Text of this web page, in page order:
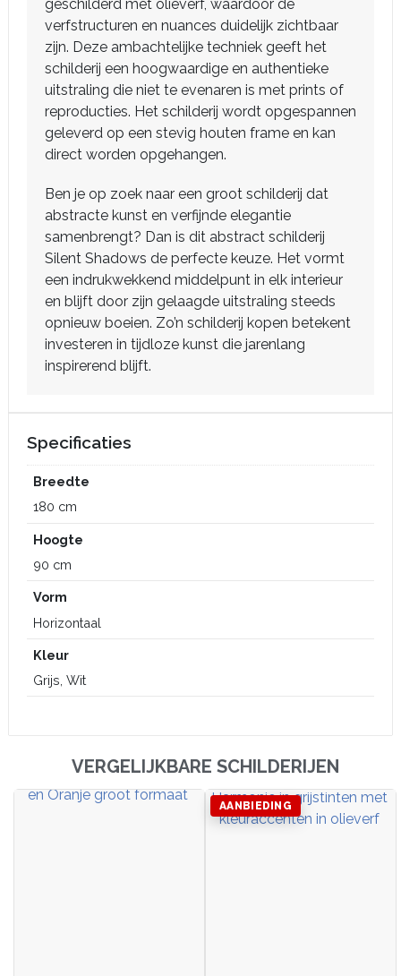
geschilderd met olieverf, waardoor de
verfstructuren en nuances duidelijk zichtbaar
zijn. Deze ambachtelijke techniek geeft het
schilderij een hoogwaardige en authentieke
uitstraling die niet te evenaren is met prints of
reproducties. Het schilderij wordt opgespannen
geleverd op een stevig houten frame en kan
direct worden opgehangen.
Ben je op zoek naar een groot schilderij dat
abstracte kunst en verfijnde elegantie
samenbrengt? Dan is dit abstract schilderij
Silent Shadows de perfecte keuze. Het vormt
een indrukwekkend middelpunt in elk interieur
en blijft door zijn gelaagde uitstraling steeds
opnieuw boeien. Zo’n schilderij kopen betekent
investeren in tijdloze kunst die jarenlang
inspirerend blijft.
Specificaties
Breedte
180 cm
Hoogte
90 cm
Vorm
Horizontaal
Kleur
Grijs, Wit
VERGELIJKBARE SCHILDERIJEN
AANBIEDING